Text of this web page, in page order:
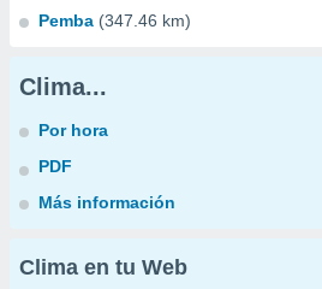
Pemba (347.46 km)
Clima...
Por hora
PDF
Más información
Clima en tu Web